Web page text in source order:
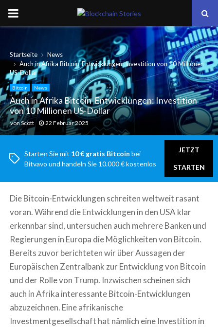
PRIMARY
Startseite
News
Auch in Afrika Bitcoin-Entwicklungen: Investition von 10 Millionen
US-Dollar
Bitcoin News
Auch in Afrika Bitcoin-Entwicklungen: Investition
von 10 Millionen US-Dollar
vonScott 22 Februar 2025
Starten Sie mit 10 € gratis Bitcoin bei
Bitvavo und handeln Sie 10.000 € kostenlos
JETZT
STARTEN
Die Bitcoin-Entwicklungen schreiten weltweit rasant
voran. Während die Entwicklungen in den USA klar
erkennbar sind, untersuchen auch mehrere Banken und
Regierungen in Europa die Möglichkeiten von Bitcoin.
Bereits zuvor berichteten wir über Aussagen der
Europäischen Zentralbank zur Entwicklung von Bitcoin
und der Rolle von Trump. Inzwischen scheinen sich
auch in Afrika interessante Bitcoin-Entwicklungen
abzuzeichnen. Eine afrikanische
Investmentgesellschaft hat nämlich eine Investition in